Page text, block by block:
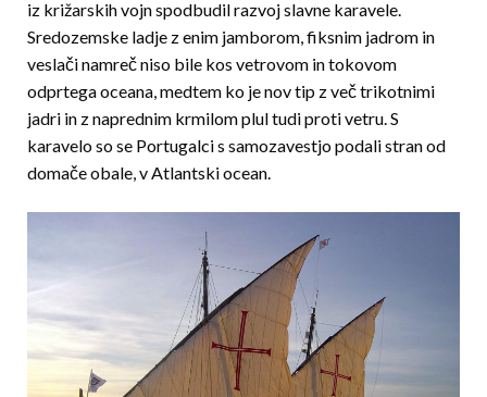
iz križarskih vojn spodbudil razvoj slavne karavele.
Sredozemske ladje z enim jamborom, fiksnim jadrom in
veslači namreč niso bile kos vetrovom in tokovom
odprtega oceana, medtem ko je nov tip z več trikotnimi
jadri in z naprednim krmilom plul tudi proti vetru. S
karavelo so se Portugalci s samozavestjo podali stran od
domače obale, v Atlantski ocean.